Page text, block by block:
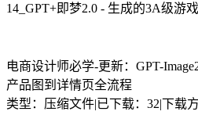
14_GPT+即梦2.0 - 生成的3A级游
电商设计师必学-更新：GPT-
产品图到详情页全流程
类型：压缩文件|已下载：32|下载